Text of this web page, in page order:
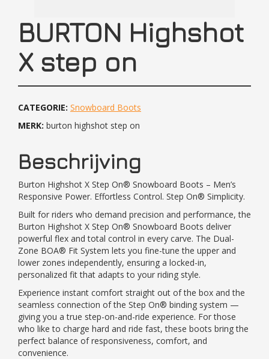
BURTON Highshot
X step on
CATEGORIE: Snowboard Boots
MERK: burton highshot step on
Beschrijving
Burton Highshot X Step On® Snowboard Boots – Men’s
Responsive Power. Effortless Control. Step On® Simplicity.
Built for riders who demand precision and performance, the
Burton Highshot X Step On® Snowboard Boots deliver
powerful flex and total control in every carve. The Dual-
Zone BOA® Fit System lets you fine-tune the upper and
lower zones independently, ensuring a locked-in,
personalized fit that adapts to your riding style.
Experience instant comfort straight out of the box and the
seamless connection of the Step On® binding system —
giving you a true step-on-and-ride experience. For those
who like to charge hard and ride fast, these boots bring the
perfect balance of responsiveness, comfort, and
convenience.